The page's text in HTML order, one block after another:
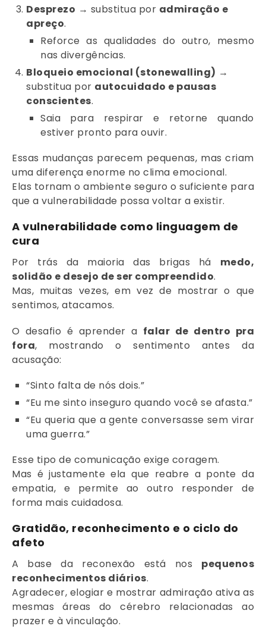
Desprezo → substitua por admiração e
apreço.
Reforce as qualidades do outro, mesmo
nas divergências.
Bloqueio emocional (stonewalling) →
substitua por autocuidado e pausas
conscientes.
Saia para respirar e retorne quando
estiver pronto para ouvir.
Essas mudanças parecem pequenas, mas criam
uma diferença enorme no clima emocional.
Elas tornam o ambiente seguro o suficiente para
que a vulnerabilidade possa voltar a existir.
A vulnerabilidade como linguagem de
cura
Por trás da maioria das brigas há medo,
solidão e desejo de ser compreendido.
Mas, muitas vezes, em vez de mostrar o que
sentimos, atacamos.
O desafio é aprender a falar de dentro pra
fora, mostrando o sentimento antes da
acusação:
“Sinto falta de nós dois.”
“Eu me sinto inseguro quando você se afasta.”
“Eu queria que a gente conversasse sem virar
uma guerra.”
Esse tipo de comunicação exige coragem.
Mas é justamente ela que reabre a ponte da
empatia, e permite ao outro responder de
forma mais cuidadosa.
Gratidão, reconhecimento e o ciclo do
afeto
A base da reconexão está nos pequenos
reconhecimentos diários.
Agradecer, elogiar e mostrar admiração ativa as
mesmas áreas do cérebro relacionadas ao
prazer e à vinculação.